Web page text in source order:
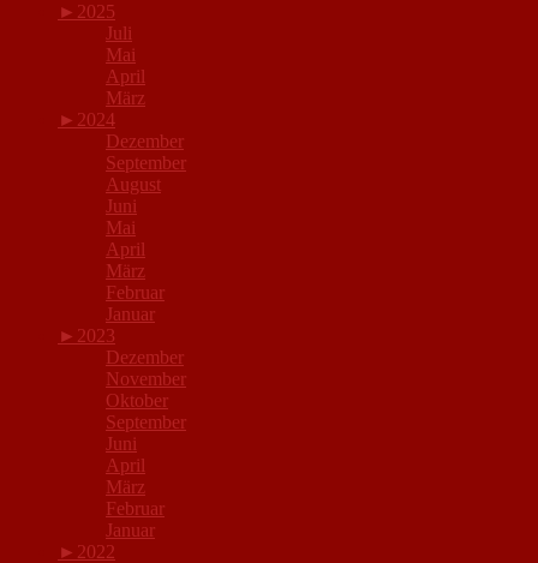
► 2025
Juli
Mai
April
März
► 2024
Dezember
September
August
Juni
Mai
April
März
Februar
Januar
► 2023
Dezember
November
Oktober
September
Juni
April
März
Februar
Januar
► 2022